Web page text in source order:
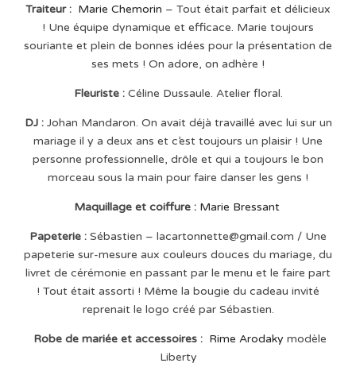
Traiteur : Marie Chemorin – Tout était parfait et délicieux
! Une équipe dynamique et efficace. Marie toujours
souriante et plein de bonnes idées pour la présentation de
ses mets ! On adore, on adhère !
Fleuriste : Céline Dussaule. Atelier floral.
DJ : Johan Mandaron. On avait déjà travaillé avec lui sur un
mariage il y a deux ans et c’est toujours un plaisir ! Une
personne professionnelle, drôle et qui a toujours le bon
morceau sous la main pour faire danser les gens !
Maquillage et coiffure : Marie Bressant
Papeterie : Sébastien – lacartonnette@gmail.com / Une
papeterie sur-mesure aux couleurs douces du mariage, du
livret de cérémonie en passant par le menu et le faire part
! Tout était assorti ! Même la bougie du cadeau invité
reprenait le logo créé par Sébastien.
Robe de mariée et accessoires : Rime Arodaky modèle
Liberty